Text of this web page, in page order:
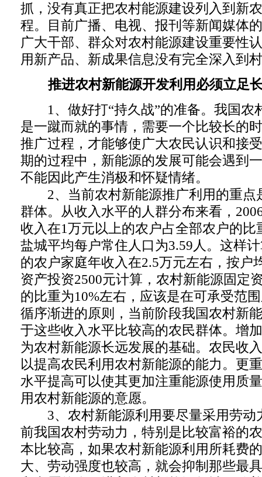
抓，没有真正把农村能源建设列入到新
程。目前广播、电视、报刊等新闻媒体
广大干部、群众对农村能源建设重要性
用新产品、新成果信息没有完全深入到
推进农村新能源开发利用必须立足
1、做好打“持久战”的准备。我国农
是一蹴而就的事情，需要一个比较长的
推广过程，才能够使广大农民认识和接
期的过程中，新能源的发展可能会遇到
不能因此产生消极和怀疑情绪。
2、当前农村新能源推广利用的重点
群体。从收入水平的人群分布来看，
收入在1万元以上的农户占全部农户的比
盐城平均每户常住人口为3.59人。这样
的农户家庭年收入在2.5万元左右，按户
资产投资2500元计算，农村新能源固定
的比重为10%左右，应该是在可承受范
循序渐进的原则，当前阶段我国农村新
于这些收入水平比较高的农民群体。增
为农村新能源长远发展的基础。农民收
以提高农民利用农村新能源的能力。更
水平提高可以使其更加注重能源使用质
用农村新能源的意愿。
3、农村新能源利用要尽量采用劳动
前我国农村劳动力，特别是比较富裕的
本比较高，如果农村新能源利用所耗费
大、劳动强度也较高，就会抑制那些最